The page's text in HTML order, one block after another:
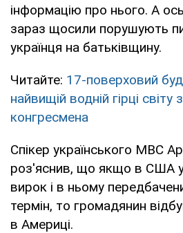
інформацію про нього. А
зараз щосили порушують
українця на батьківщину.
Читайте: 17-поверховий
найвищій водній гірці світу
конгресмена
Спікер українського МВС
роз'яснив, що якщо в США
вирок і в ньому
термін, то громадянин
в Америці.